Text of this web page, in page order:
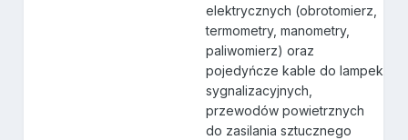
elektrycznych (obrotomierz,
termometry, manometry,
paliwomierz) oraz
pojedyńcze kable do lampek
sygnalizacyjnych,
przewodów powietrznych
do zasilania sztucznego